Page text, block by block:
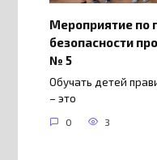
Мероприятие по
безопасности
№ 5
Обучать детей
– это
0 3